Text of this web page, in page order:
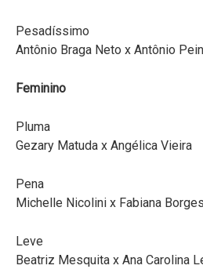
Pesadíssimo
Antônio Braga Neto x Antônio
Feminino
Pluma
Gezary Matuda x Angélica Vieira
Pena
Michelle Nicolini x Fabiana Borges
Leve
Beatriz Mesquita x Ana Carolina